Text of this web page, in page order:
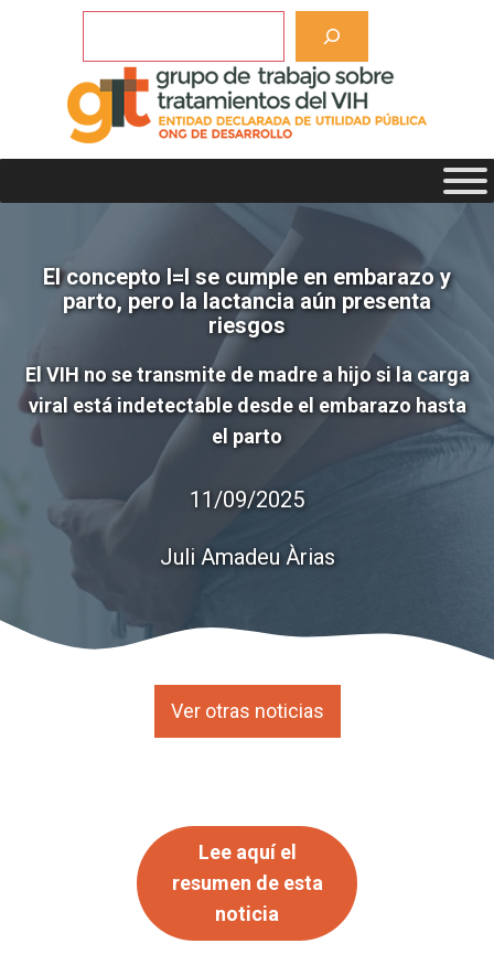
El concepto I=I se cumple en embarazo y
parto, pero la lactancia aún presenta
riesgos
El VIH no se transmite de madre a hijo si la carga
viral está indetectable desde el embarazo hasta
el parto
11/09/2025
Juli Amadeu Àrias
Ver otras noticias
Lee aquí el
resumen de esta
noticia